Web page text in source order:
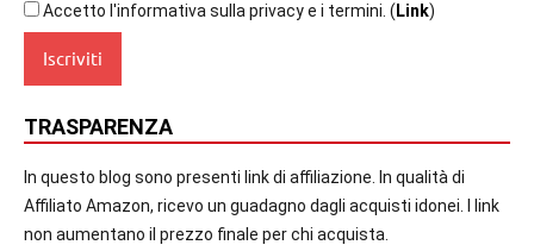
Accetto l'informativa sulla privacy e i termini. (Link)
TRASPARENZA
In questo blog sono presenti link di affiliazione. In qualità di
Affiliato Amazon, ricevo un guadagno dagli acquisti idonei. I link
non aumentano il prezzo finale per chi acquista.